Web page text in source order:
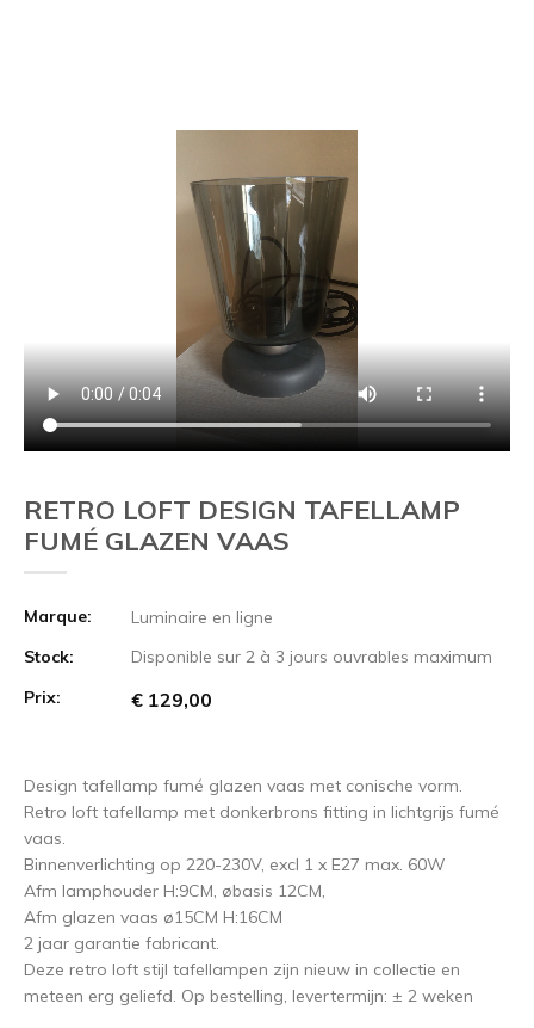
RETRO LOFT DESIGN TAFELLAMP
FUMÉ GLAZEN VAAS
Marque:
Luminaire en ligne
Stock:
Disponible sur 2 à 3 jours ouvrables maximum
Prix:
€ 129,00
Design tafellamp fumé glazen vaas met conische vorm.
Retro loft tafellamp met donkerbrons fitting in lichtgrijs fumé
vaas.
Binnenverlichting op 220-230V, excl 1 x E27 max. 60W
Afm lamphouder H:9CM, øbasis 12CM,
Afm glazen vaas ø15CM H:16CM
2 jaar garantie fabricant.
Deze retro loft stijl tafellampen zijn nieuw in collectie en
meteen erg geliefd. Op bestelling, levertermijn: ± 2 weken